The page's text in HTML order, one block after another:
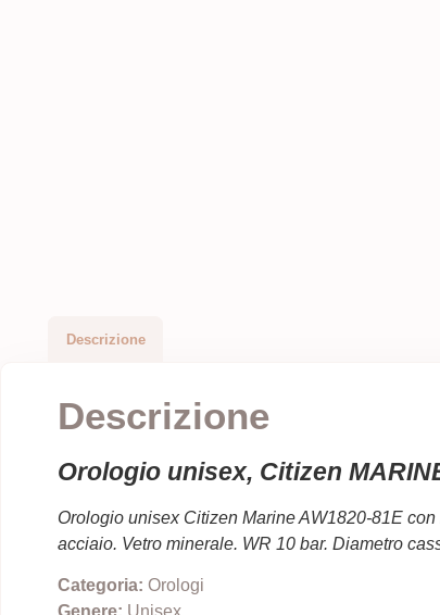
Descrizione
Descrizione
Orologio unisex, Citizen
Orologio unisex Citizen Marine AW1820-81E con
acciaio. Vetro minerale. WR 10 bar. Diametro
Categoria: Orologi